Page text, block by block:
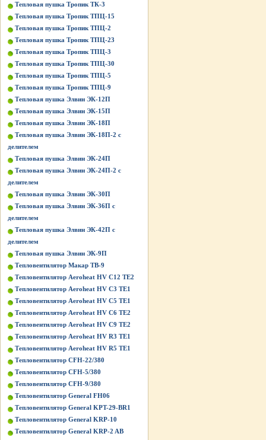
Тепловая пушка Тропик ТК-3
Тепловая пушка Тропик ТПЦ-15
Тепловая пушка Тропик ТПЦ-2
Тепловая пушка Тропик ТПЦ-23
Тепловая пушка Тропик ТПЦ-3
Тепловая пушка Тропик ТПЦ-30
Тепловая пушка Тропик ТПЦ-5
Тепловая пушка Тропик ТПЦ-9
Тепловая пушка Элвин ЭК-12П
Тепловая пушка Элвин ЭК-15П
Тепловая пушка Элвин ЭК-18П
Тепловая пушка Элвин ЭК-18П-2 с
делителем
Тепловая пушка Элвин ЭК-24П
Тепловая пушка Элвин ЭК-24П-2 с
делителем
Тепловая пушка Элвин ЭК-30П
Тепловая пушка Элвин ЭК-36П с
делителем
Тепловая пушка Элвин ЭК-42П с
делителем
Тепловая пушка Элвин ЭК-9П
Тепловентилятор Макар ТВ-9
Тепловентилятор Aeroheat HV C12 TE2
Тепловентилятор Aeroheat HV C3 TE1
Тепловентилятор Aeroheat HV C5 TE1
Тепловентилятор Aeroheat HV C6 TE2
Тепловентилятор Aeroheat HV C9 TE2
Тепловентилятор Aeroheat HV R3 TE1
Тепловентилятор Aeroheat HV R5 TE1
Тепловентилятор CFH-22/380
Тепловентилятор CFH-5/380
Тепловентилятор CFH-9/380
Тепловентилятор General FH06
Тепловентилятор General KPT-29-BR1
Тепловентилятор General KRP-10
Тепловентилятор General KRP-2 AB